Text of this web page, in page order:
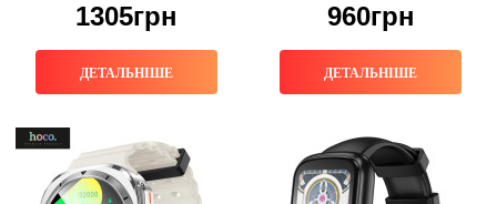
1305грн
ДЕТАЛЬНІШЕ
960грн
ДЕТАЛЬНІШЕ